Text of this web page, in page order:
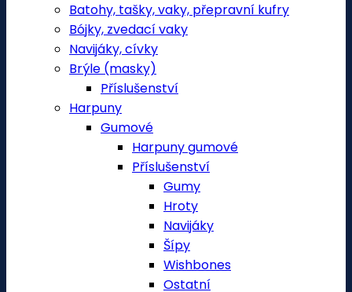
Batohy, tašky, vaky, přepravní kufry
Bójky, zvedací vaky
Navijáky, cívky
Brýle (masky)
Příslušenství
Harpuny
Gumové
Harpuny gumové
Příslušenství
Gumy
Hroty
Navijáky
Šípy
Wishbones
Ostatní